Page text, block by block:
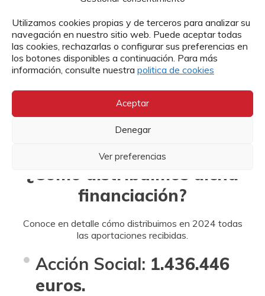
Utilizamos cookies propias y de terceros para analizar su
navegación en nuestro sitio web. Puede aceptar todas
las cookies, rechazarlas o configurar sus preferencias en
los botones disponibles a continuación. Para más
información, consulte nuestra politica de cookies
Aceptar
Denegar
Ver preferencias
Fondos y ayudas procedentes de administraciones
autonómicas.
Central
Fondos y ayudas procedentes de la administración
¿Cómo distribuimos dicha
financiación?
Conoce en detalle cómo distribuimos en 2024 todas
las aportaciones recibidas.
Acción Social: 1.436.446
euros.